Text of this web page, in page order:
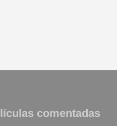
comentadas